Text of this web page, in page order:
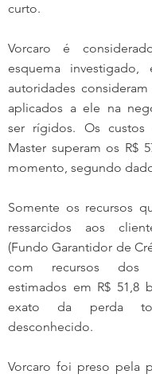
curto.
Vorcaro é
esquema
autoridades
aplicados a ele na
ser rígidos. Os
Master superam os R$
momento, segundo
Somente os recursos
ressarcidos aos
(Fundo Garantidor de
com recursos dos
estimados em R$ 51,8
exato da perda
desconhecido.
Vorcaro foi preso pela